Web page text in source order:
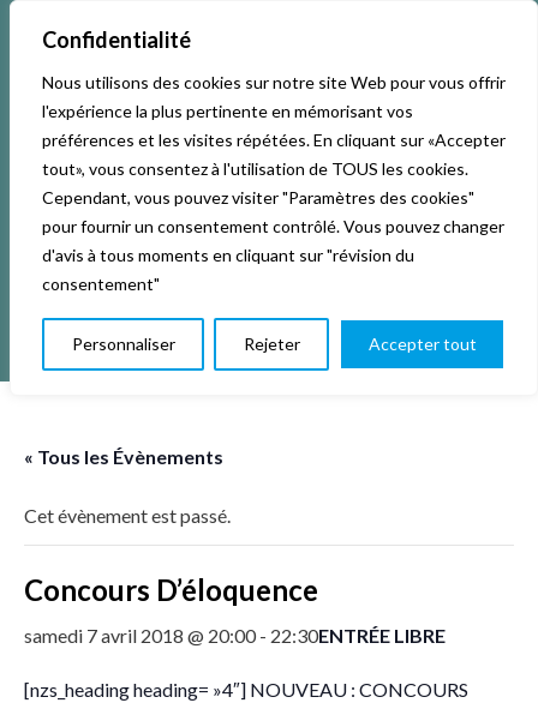
Confidentialité
Nous utilisons des cookies sur notre site Web pour vous offrir
l'expérience la plus pertinente en mémorisant vos
préférences et les visites répétées. En cliquant sur «Accepter
tout», vous consentez à l'utilisation de TOUS les cookies.
Cependant, vous pouvez visiter "Paramètres des cookies"
pour fournir un consentement contrôlé. Vous pouvez changer
d'avis à tous moments en cliquant sur "révision du
consentement"
Personnaliser Rejeter Accepter tout
Accueil Activités & Inscriptions
Événements Studios L’association
La vie de La KAB’ Club
« Tous les Évènements
Cet évènement est passé.
Concours D’éloquence
samedi 7 avril 2018 @ 20:00- 22:30ENTRÉE LIBRE
[nzs_heading heading= »4″] NOUVEAU : CONCOURS